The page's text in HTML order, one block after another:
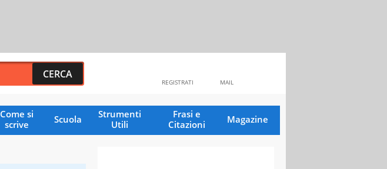
MAIL
REGISTRATI
Come si
scrive
Scuola
Strumenti
Utili
Frasi e
Citazioni
Magazine